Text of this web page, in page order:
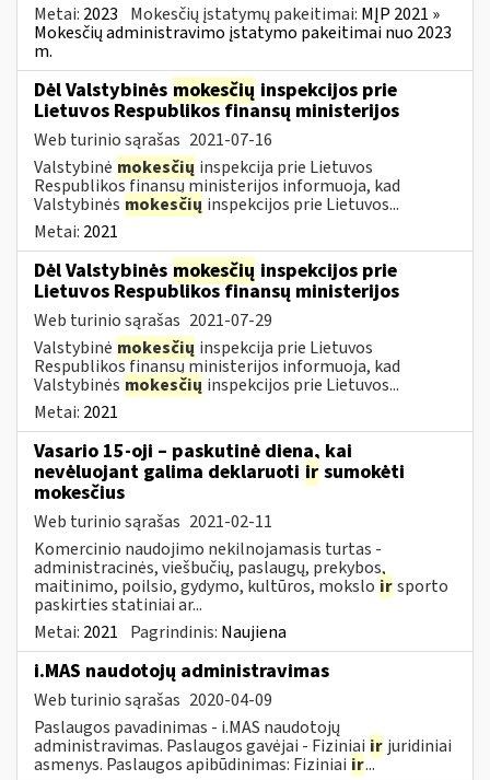
Metai: 2023 Mokesčių įstatymų pakeitimai: MĮP 2021 »
Mokesčių administravimo įstatymo pakeitimai nuo 2023
m.
Dėl Valstybinės mokesčių inspekcijos prie
Lietuvos Respublikos finansų ministerijos
Web turinio sąrašas 2021-07-16
Valstybinė mokesčių inspekcija prie Lietuvos
Respublikos finansų ministerijos informuoja, kad
Valstybinės mokesčių inspekcijos prie Lietuvos...
Metai: 2021
Dėl Valstybinės mokesčių inspekcijos prie
Lietuvos Respublikos finansų ministerijos
Web turinio sąrašas 2021-07-29
Valstybinė mokesčių inspekcija prie Lietuvos
Respublikos finansų ministerijos informuoja, kad
Valstybinės mokesčių inspekcijos prie Lietuvos...
Metai: 2021
Vasario 15-oji – paskutinė diena, kai
nevėluojant galima deklaruoti ir sumokėti
mokesčius
Web turinio sąrašas 2021-02-11
Komercinio naudojimo nekilnojamasis turtas -
administracinės, viešbučių, paslaugų, prekybos,
maitinimo, poilsio, gydymo, kultūros, mokslo irsporto
paskirties statiniai ar...
Metai: 2021 Pagrindinis: Naujiena
i.MAS naudotojų administravimas
Web turinio sąrašas 2020-04-09
Paslaugos pavadinimas - i.MAS naudotojų
administravimas. Paslaugos gavėjai - Fiziniai ir juridiniai
asmenys. Paslaugos apibūdinimas: Fiziniai ir...